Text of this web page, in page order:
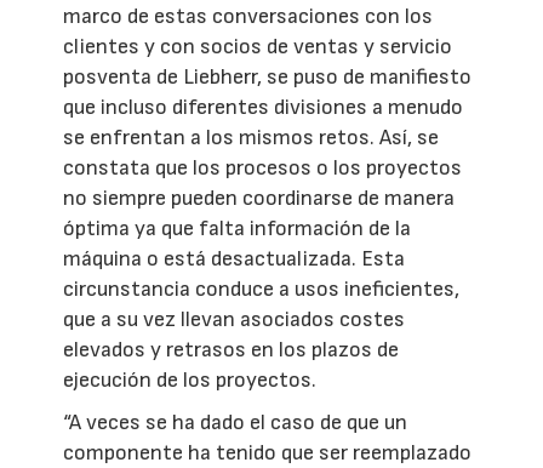
marco de estas conversaciones con los
clientes y con socios de ventas y servicio
posventa de Liebherr, se puso de manifiesto
que incluso diferentes divisiones a menudo
se enfrentan a los mismos retos. Así, se
constata que los procesos o los proyectos
no siempre pueden coordinarse de manera
óptima ya que falta información de la
máquina o está desactualizada. Esta
circunstancia conduce a usos ineficientes,
que a su vez llevan asociados costes
elevados y retrasos en los plazos de
ejecución de los proyectos.
“A veces se ha dado el caso de que un
componente ha tenido que ser reemplazado